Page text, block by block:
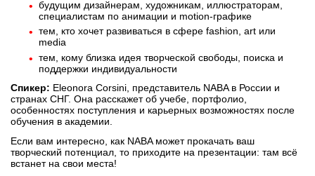
будущим дизайнерам, художникам, иллюстраторам,
специалистам по анимации и motion-графике
тем, кто хочет развиваться в сфере fashion, art или
media
тем, кому близка идея творческой свободы, поиска и
поддержки индивидуальности
Спикер: Eleonora Corsini, представитель NABA в России и
странах СНГ. Она расскажет об учебе, портфолио,
особенностях поступления и карьерных возможностях после
обучения в академии.
Если вам интересно, как NABA может прокачать ваш
творческий потенциал, то приходите на презентации: там всё
встанет на свои места!